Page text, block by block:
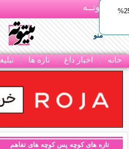
بـیتوتــه
منو
خانه اخبار داغ تازه ها
ایمپلنت اقساطی با ضمانت مادام‌العمر+ 25%
تازه های کوچه پس کوچه های تفاهم